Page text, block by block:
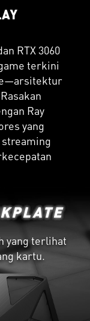
RTX 3060
terkini
Ray
yang
yang terlihat
kartu.